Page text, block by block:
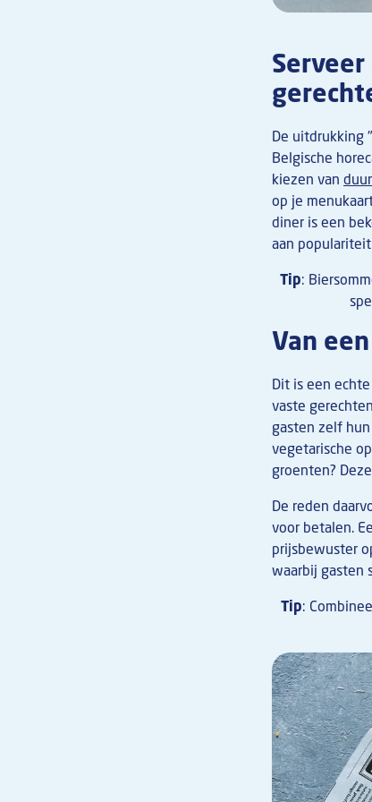
De uitdrukking "
Belgische
kiezen van
op je
diner is een
aan
Tip:
Van
Dit is een
vaste
gasten zelf
vegetarische
groenten?
De reden
voor betalen.
prijsbewuster
waarbij gasten
Tip:
Afbeelding